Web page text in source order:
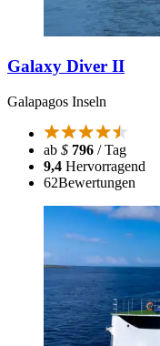
Galaxy Diver II
Galapagos Inseln
ab $ 796 / Tag
9,4 Hervorragend
62Bewertungen